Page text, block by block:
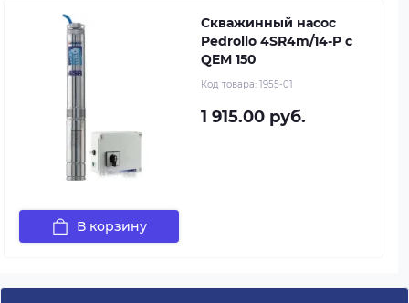
Скважинный насос
Pedrollo 4SR4m/14-P с
QEM 150
Код товара: 1955-01
1 915.00 руб.
В корзину